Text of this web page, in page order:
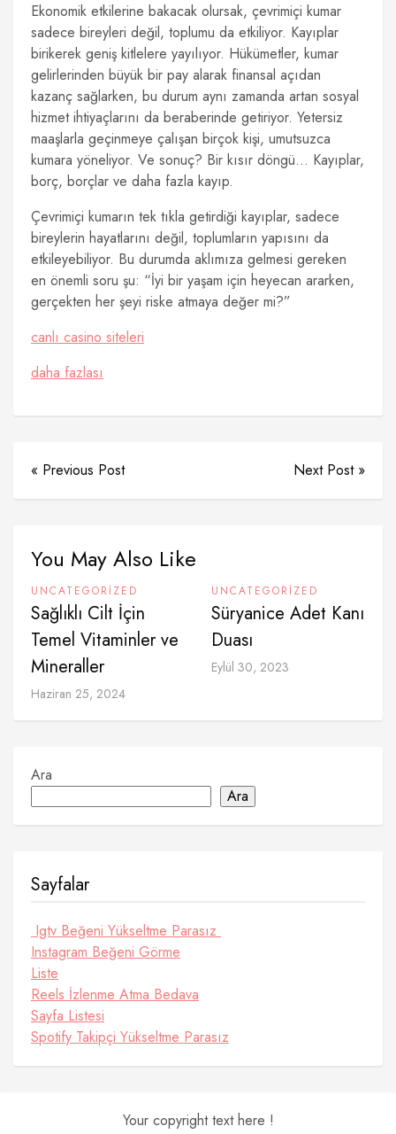
Ekonomik etkilerine bakacak olursak, çevrimiçi kumar
sadece bireyleri değil, toplumu da etkiliyor. Kayıplar
birikerek geniş kitlelere yayılıyor. Hükümetler, kumar
gelirlerinden büyük bir pay alarak finansal açıdan
kazanç sağlarken, bu durum aynı zamanda artan sosyal
hizmet ihtiyaçlarını da beraberinde getiriyor. Yetersiz
maaşlarla geçinmeye çalışan birçok kişi, umutsuzca
kumara yöneliyor. Ve sonuç? Bir kısır döngü… Kayıplar,
borç, borçlar ve daha fazla kayıp.
Çevrimiçi kumarın tek tıkla getirdiği kayıplar, sadece
bireylerin hayatlarını değil, toplumların yapısını da
etkileyebiliyor. Bu durumda aklımıza gelmesi gereken
en önemli soru şu: “İyi bir yaşam için heyecan ararken,
gerçekten her şeyi riske atmaya değer mi?”
canlı casino siteleri
daha fazlası
« Previous Post Next Post »
You May Also Like
UNCATEGORIZED
Sağlıklı Cilt İçin
Temel Vitaminler ve
Mineraller
Haziran 25, 2024
UNCATEGORIZED
Süryanice Adet Kanı
Duası
Eylül 30, 2023
Ara
Ara
Sayfalar
Igtv Beğeni Yükseltme Parasız
Instagram Beğeni Görme
Liste
Reels İzlenme Atma Bedava
Sayfa Listesi
Spotify Takipçi Yükseltme Parasız
Your copyright text here !